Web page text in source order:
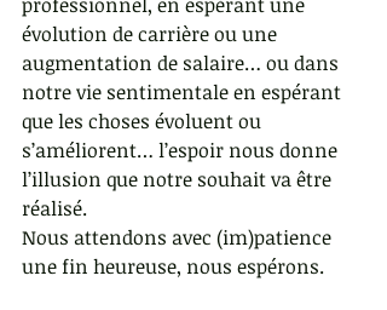
professionnel, en espérant une
évolution de carrière ou une
augmentation de salaire… ou dans
notre vie sentimentale en espérant
que les choses évoluent ou
s’améliorent… l’espoir nous donne
l’illusion que notre souhait va être
réalisé.
Nous attendons avec (im)patience
une fin heureuse, nous espérons.